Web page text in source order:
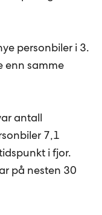
personbiler i 3.
enn samme
antall
7,1
i fjor.
på nesten 30